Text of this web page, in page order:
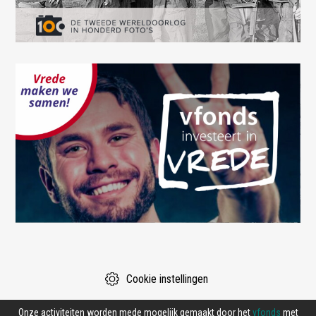
Cookie instellingen
Onze activiteiten worden mede mogelijk gemaakt door hetvfonds met